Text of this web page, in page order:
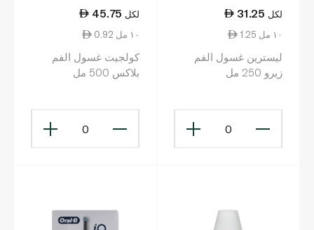
31.25 لكل
1.25 ١٠ مل
ليسترين غسول الفم
زيرو 250 مل
0
45.75 لكل
0.92 ١٠ مل
كولجيت غسول الفم
بلاكس 500 مل
0